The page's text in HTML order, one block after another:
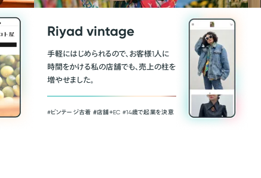
Riyad vintage
手軽にはじめられるので、お客様1人に
時間をかける私の店舗でも、売上の柱を
増やせました。
#ビンテージ古着 ＃店舗＋EC #14歳で起業を決意